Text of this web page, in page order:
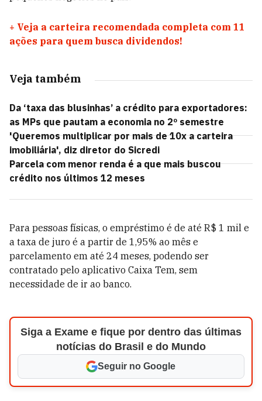
+ Veja a carteira recomendada completa com 11
ações para quem busca dividendos!
Veja também
Da ‘taxa das blusinhas’ a crédito para exportadores:
as MPs que pautam a economia no 2º semestre
'Queremos multiplicar por mais de 10x a carteira
imobiliária', diz diretor do Sicredi
Parcela com menor renda é a que mais buscou
crédito nos últimos 12 meses
Para pessoas físicas, o empréstimo é de até R$ 1 mil e
a taxa de juro é a partir de 1,95% ao mês e
parcelamento em até 24 meses, podendo ser
contratado pelo aplicativo Caixa Tem, sem
necessidade de ir ao banco.
Siga a Exame e fique por dentro das últimas
notícias do Brasil e do Mundo
Seguir no Google